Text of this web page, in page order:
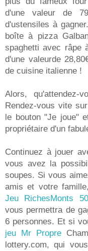
d'une valeur de
d'ustensiles à
boîte à pizza
spaghetti avec râpe
d'une valeurde
de cuisine italienne !
Alors,
Rendez-vous vite
le bouton "Je joue"
propriétaire d'un
Continuez à jouer
vous avez la
soupes. Si vous
amis et votre
Jeu RichesMonts
vous permettra de
6 personnes. Et si
jeu Mr Propre
lottery.com, qui